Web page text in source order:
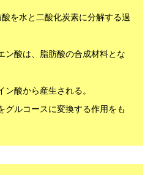
を水と二酸化炭素に分解する過
ン酸は、脂肪酸の合成材料とな
酸から産生される。
グルコースに変換する作用をも